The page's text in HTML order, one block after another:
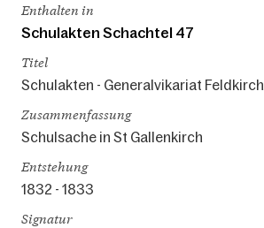
Enthalten in
Schulakten Schachtel 47
Titel
Schulakten - Generalvikariat Feldkirch
Zusammenfassung
Schulsache in St Gallenkirch
Entstehung
1832 - 1833
Signatur